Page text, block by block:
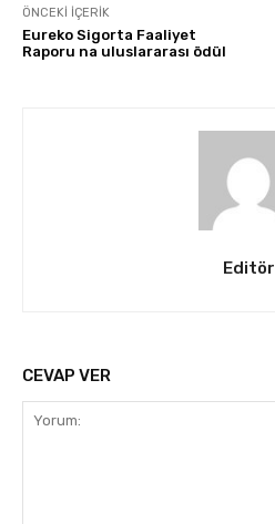
ÖNCEKI İÇERIK
Eureko Sigorta Faaliyet
Raporu na uluslararası ödül
Editör
CEVAP VER